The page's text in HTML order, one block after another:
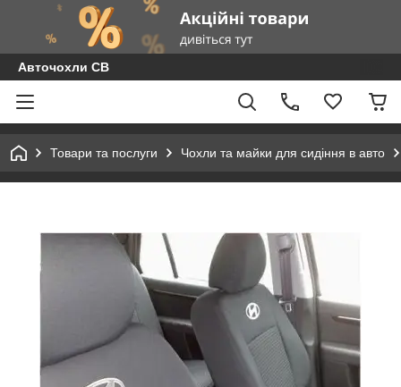
Авточохли СВ
Товари та послуги Чохли та майки для сидіння в авто